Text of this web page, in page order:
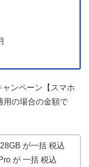
ャンペーン【スマホ
用の場合の金額で
が一括 税込
が 一括 税込